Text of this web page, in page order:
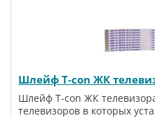
Шлейф T-con ЖК
Шлейф T-con ЖК
телевизоров в которых